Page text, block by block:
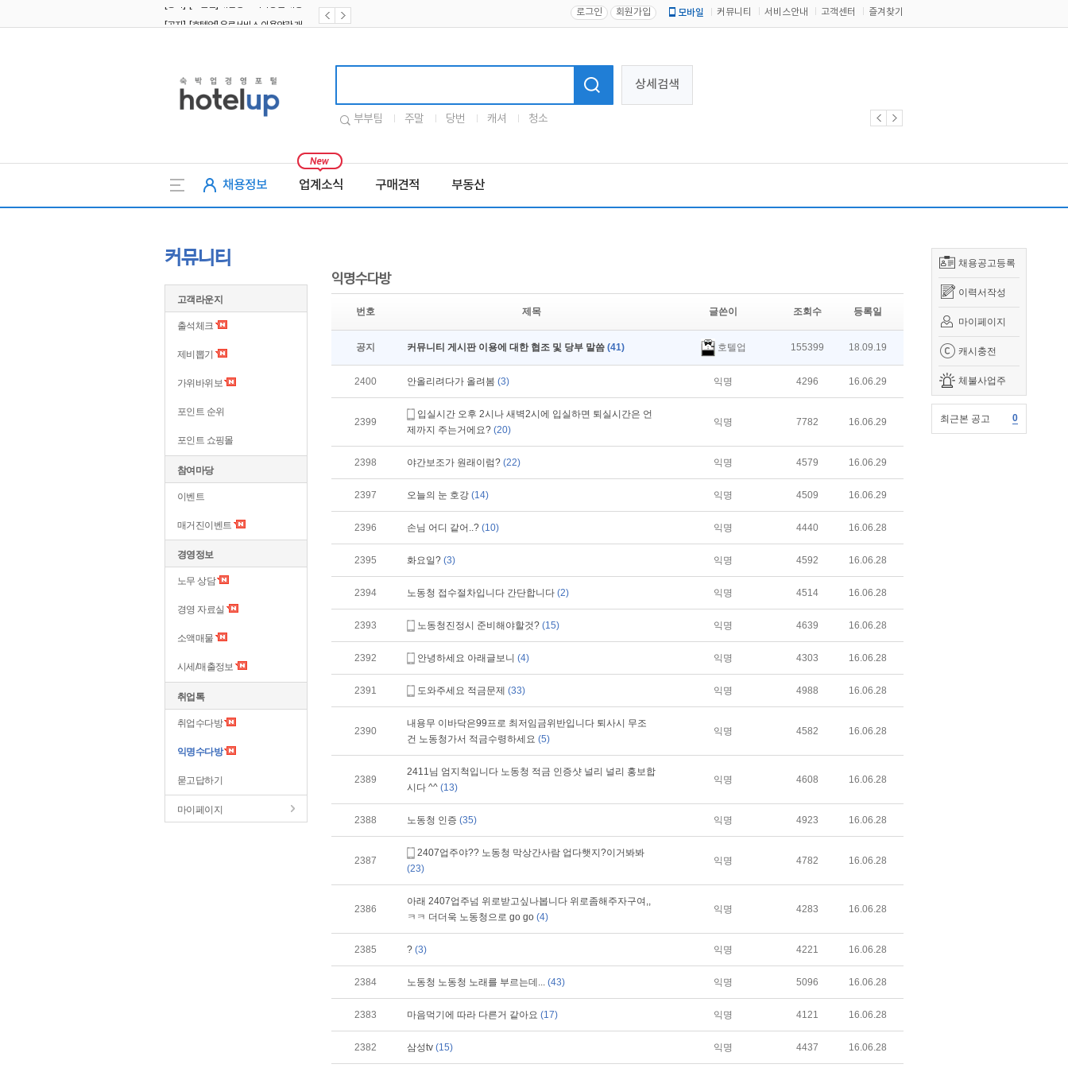
로그인 회원가입 모바일 커뮤니티 서비스안내 고객센터 즐겨찾기
상세검색
부부팀 주말 당번 캐셔 청소
채용정보 업계소식 구매견적 부동산
채용공고등록
이력서작성
마이페이지
캐시충전
체불사업주
최근본 공고 0
커뮤니티
고객라운지
출석체크
제비뽑기
가위바위보
포인트 순위
포인트 쇼핑몰
참여마당
이벤트
매거진이벤트
경영정보
노무 상담
경영 자료실
소액매물
시세/매출정보
취업톡
취업수다방
익명수다방
묻고답하기
마이페이지
익명수다방
번호 제목 글쓴이 조회수 등록일
공지 커뮤니티 게시판 이용에 대한 협조 및 당부 말씀 (41) 호텔업 155399 18.09.19
2400 안올리려다가 올려봄 (3) 익명 4296 16.06.29
2399
입실시간 오후 2시나 새벽2시에 입실하면 퇴실시간은 언
제까지 주는거에요? (20)
익명 7782 16.06.29
2398 야간보조가 원래이럼? (22) 익명 4579 16.06.29
2397 오늘의 눈 호강 (14) 익명 4509 16.06.29
2396 손님 어디 같어..? (10) 익명 4440 16.06.28
2395 화요일? (3) 익명 4592 16.06.28
2394 노동청 접수절차입니다 간단합니다 (2) 익명 4514 16.06.28
2393 노동청진정시 준비해야할것? (15) 익명 4639 16.06.28
2392 안녕하세요 아래글보니 (4) 익명 4303 16.06.28
2391 도와주세요 적금문제 (33) 익명 4988 16.06.28
2390
내용무 이바닥은99프로 최저임금위반입니다 퇴사시 무조
건 노동청가서 적금수령하세요 (5)
익명 4582 16.06.28
2389
2411님 엄지척입니다 노동청 적금 인증샷 널리 널리 홍보합
시다 ^^ (13)
익명 4608 16.06.28
2388 노동청 인증 (35) 익명 4923 16.06.28
2387
2407업주야?? 노동청 막상간사람 업다햇지?이거봐봐
(23)
익명 4782 16.06.28
2386
아래 2407업주넘 위로받고싶나봅니다 위로좀해주자구여,,
ㅋㅋ 더더욱 노동청으로 go go (4)
익명 4283 16.06.28
2385 ? (3) 익명 4221 16.06.28
2384 노동청 노동청 노래를 부르는데... (43) 익명 5096 16.06.28
2383 마음먹기에 따라 다른거 같아요 (17) 익명 4121 16.06.28
2382 삼성tv (15) 익명 4437 16.06.28